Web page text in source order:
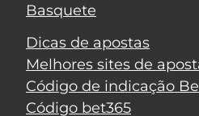
Basquete
Dicas de apostas
Melhores sites de
Código de indicação
Código bet365